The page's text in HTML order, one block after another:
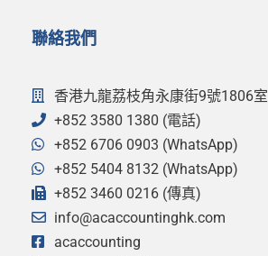
聯絡我們
香港九龍荔枝角永康街9號1806室
+852 3580 1380 (電話)
+852 6706 0903 (WhatsApp)
+852 5404 8132 (WhatsApp)
+852 3460 0216 (傳真)
info@acaccountinghk.com
acaccounting